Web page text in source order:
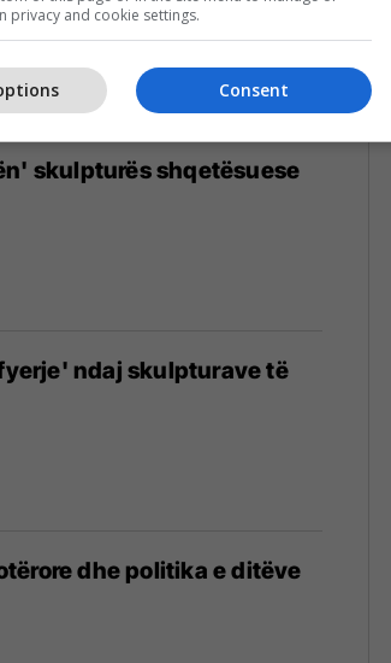
skulpturës shqetësuese
ndaj skulpturave të
dhe politika e ditëve
privacy and cookie settings.
Consent